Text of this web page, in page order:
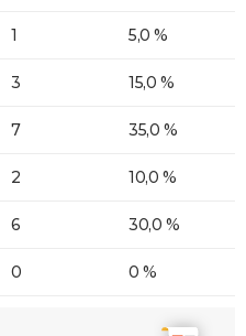
1 5,0 %
3 15,0 %
7 35,0 %
2 10,0 %
6 30,0 %
0 0 %